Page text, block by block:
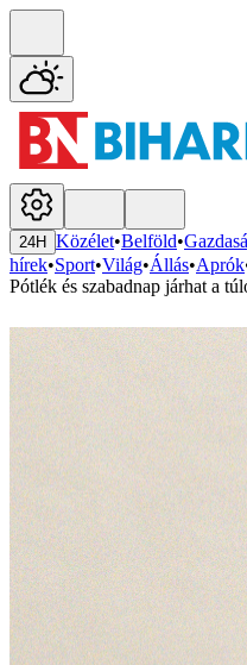
24H Közélet•Belföld•
hírek•Sport•Világ•Állás•Aprók
Pótlék és szabadnap járhat a